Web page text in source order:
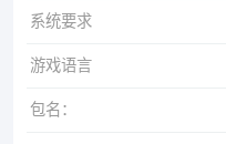
系统要求
游戏语言
包名：